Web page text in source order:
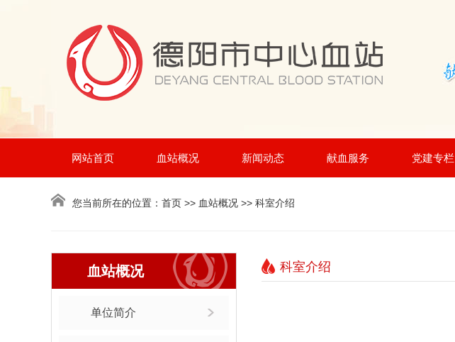
网站首页 血站概况 新闻动态 献血服务 党建专栏
您当前所在的位置： 首页 >> 血站概况 >> 科室介绍
血站概况
单位简介
科室介绍